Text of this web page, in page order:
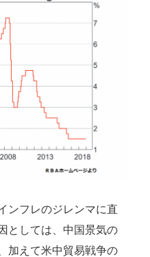
ンフレのジレンマに直
としては、中国景気の
加えて米中貿易戦争の